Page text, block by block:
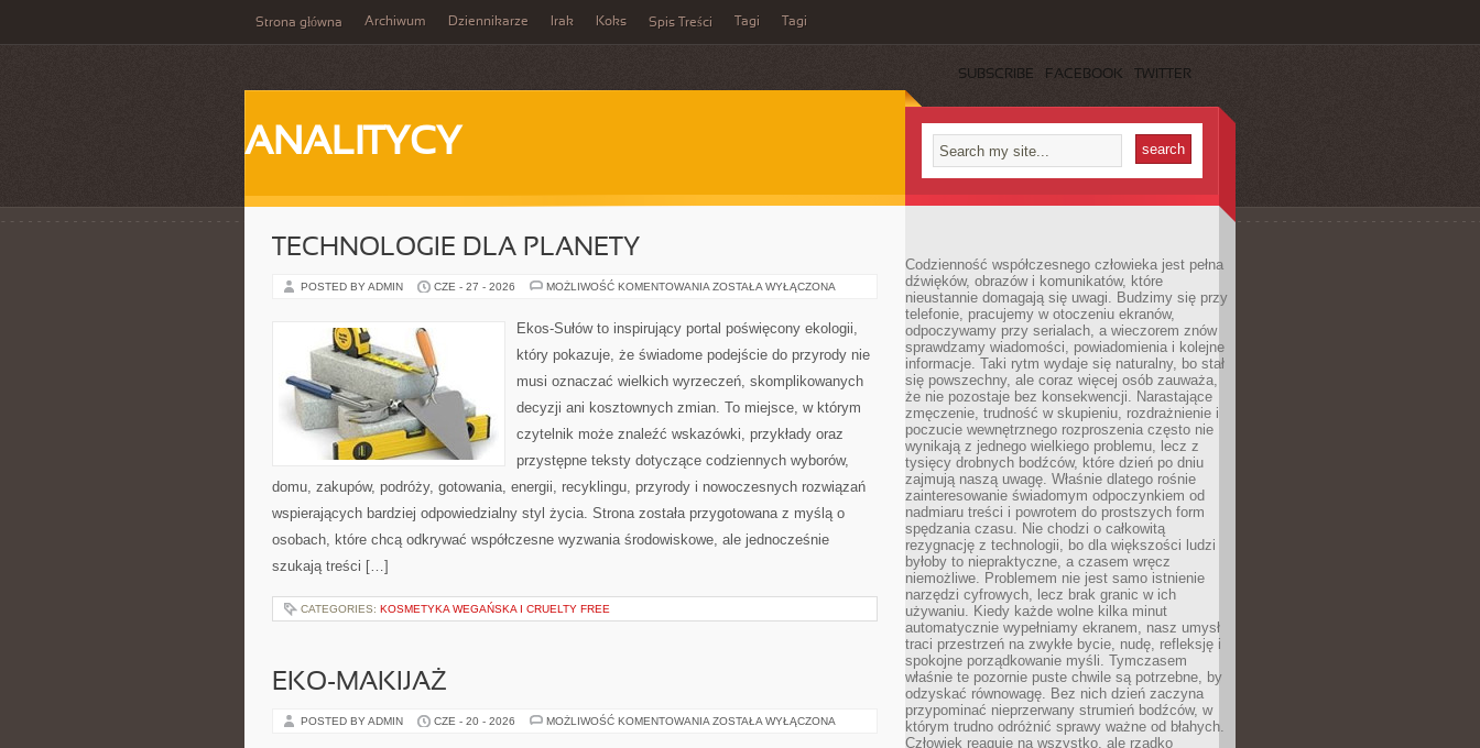
Strona główna Archiwum Dziennikarze Irak Koks Spis Treści Tagi Tagi
SUBSCRIBE FACEBOOK TWITTER
ANALITYCY
TECHNOLOGIE DLA PLANETY
POSTED BY ADMIN CZE - 27 - 2026 MOŻLIWOŚĆ KOMENTOWANIA TECHNOLOGIE
ZOSTAŁA WYŁĄCZONA
Ekos-Sułów to inspirujący portal poświęcony ekologii,
który pokazuje, że świadome podejście do przyrody nie
musi oznaczać wielkich wyrzeczeń, skomplikowanych
decyzji ani kosztownych zmian. To miejsce, w którym
czytelnik może znaleźć wskazówki, przykłady oraz
przystępne teksty dotyczące codziennych wyborów,
domu, zakupów, podróży, gotowania, energii, recyklingu, przyrody i nowoczesnych rozwiązań
wspierających bardziej odpowiedzialny styl życia. Strona została przygotowana z myślą o
osobach, które chcą odkrywać współczesne wyzwania środowiskowe, ale jednocześnie
szukają treści […]
CATEGORIES: KOSMETYKA WEGAŃSKA I CRUELTY FREE
EKO-MAKIJAŻ
POSTED BY ADMIN CZE - 20 - 2026 MOŻLIWOŚĆ KOMENTOWANIA EKO-
ZOSTAŁA WYŁĄCZONA
Codzienność współczesnego człowieka jest pełna
dźwięków, obrazów i komunikatów, które
nieustannie domagają się uwagi. Budzimy się przy
telefonie, pracujemy w otoczeniu ekranów,
odpoczywamy przy serialach, a wieczorem znów
sprawdzamy wiadomości, powiadomienia i kolejne
informacje. Taki rytm wydaje się naturalny, bo stał
się powszechny, ale coraz więcej osób zauważa,
że nie pozostaje bez konsekwencji. Narastające
zmęczenie, trudność w skupieniu, rozdrażnienie i
poczucie wewnętrznego rozproszenia często nie
wynikają z jednego wielkiego problemu, lecz z
tysięcy drobnych bodźców, które dzień po dniu
zajmują naszą uwagę. Właśnie dlatego rośnie
zainteresowanie świadomym odpoczynkiem od
nadmiaru treści i powrotem do prostszych form
spędzania czasu. Nie chodzi o całkowitą
rezygnację z technologii, bo dla większości ludzi
byłoby to niepraktyczne, a czasem wręcz
niemożliwe. Problemem nie jest samo istnienie
narzędzi cyfrowych, lecz brak granic w ich
używaniu. Kiedy każde wolne kilka minut
automatycznie wypełniamy ekranem, nasz umysł
traci przestrzeń na zwykłe bycie, nudę, refleksję i
spokojne porządkowanie myśli. Tymczasem
właśnie te pozornie puste chwile są potrzebne, by
odzyskać równowagę. Bez nich dzień zaczyna
przypominać nieprzerwany strumień bodźców, w
którym trudno odróżnić sprawy ważne od błahych.
Człowiek reaguje na wszystko, ale rzadko